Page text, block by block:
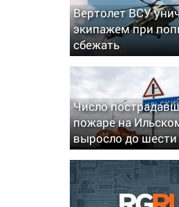
Вертолет ВСУ
экипажем при
сбежать
Число
пожаре на
выросло до шести